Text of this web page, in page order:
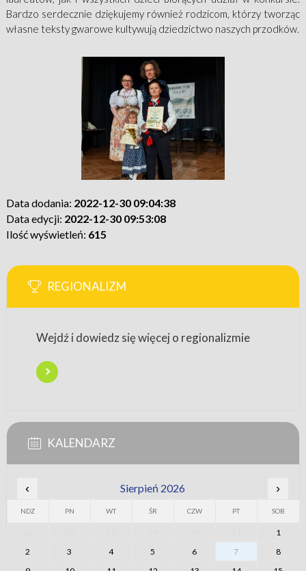
Bardzo serdecznie dziękujemy również rodzicom, którzy tworząc
własne teksty gwarowe kultywują dziedzictwo naszych przodków.
Data dodania: 2022-12-30 09:04:38
Data edycji: 2022-12-30 09:53:08
Ilość wyświetleń: 615
REGIONALIZM
Wejdź i dowiedz się więcej o regionalizmie
KALENDARZ
‹ Sierpień 2026 ›
NDZ PN WT ŚR CZW PT SOB
1
2
3 4 5 6 7
8